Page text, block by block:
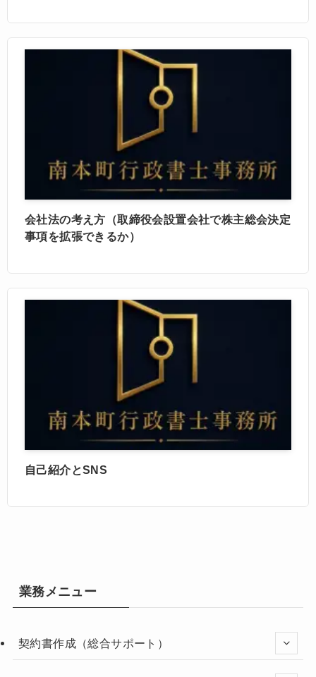
会社法の考え方（取締役会設置会社で株主総会決定
事項を拡張できるか）
自己紹介とSNS
業務メニュー
契約書作成（総合サポート）